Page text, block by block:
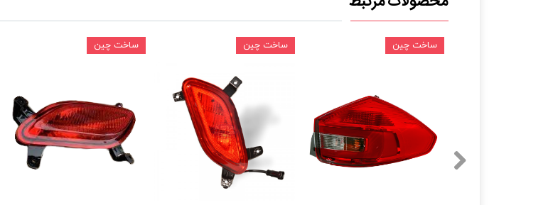
ساخت چین ساخت چین ساخت چین